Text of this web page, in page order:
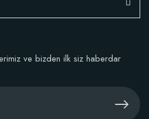
ve bizden ilk siz haberdar